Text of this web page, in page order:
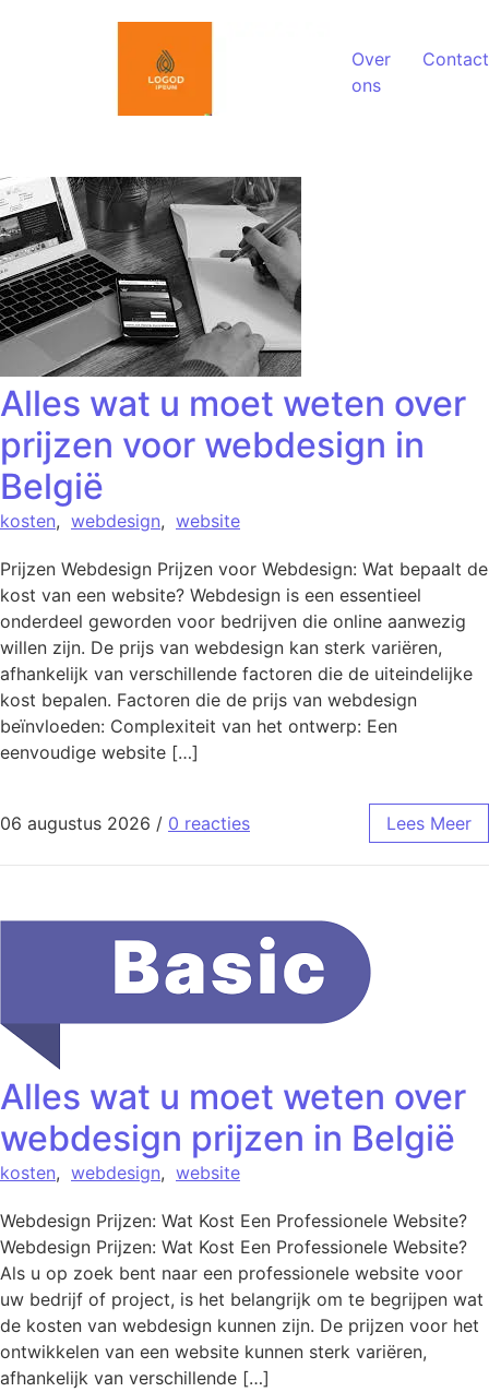
Over
ons
Contact
Alles wat u moet weten over
prijzen voor webdesign in
België
kosten, webdesign, website
Prijzen Webdesign Prijzen voor Webdesign: Wat bepaalt de
kost van een website? Webdesign is een essentieel
onderdeel geworden voor bedrijven die online aanwezig
willen zijn. De prijs van webdesign kan sterk variëren,
afhankelijk van verschillende factoren die de uiteindelijke
kost bepalen. Factoren die de prijs van webdesign
beïnvloeden: Complexiteit van het ontwerp: Een
eenvoudige website […]
06 augustus 2026 / 0 reacties Lees Meer
Alles wat u moet weten over
webdesign prijzen in België
kosten, webdesign, website
Webdesign Prijzen: Wat Kost Een Professionele Website?
Webdesign Prijzen: Wat Kost Een Professionele Website?
Als u op zoek bent naar een professionele website voor
uw bedrijf of project, is het belangrijk om te begrijpen wat
de kosten van webdesign kunnen zijn. De prijzen voor het
ontwikkelen van een website kunnen sterk variëren,
afhankelijk van verschillende […]